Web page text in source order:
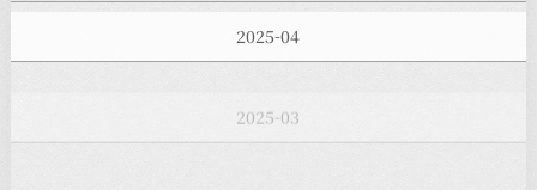
2025-02